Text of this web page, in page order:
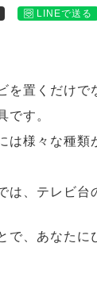
LINEで送る
を置くだけ
です。
は様々な種
は、テレビ台
で、あなたに